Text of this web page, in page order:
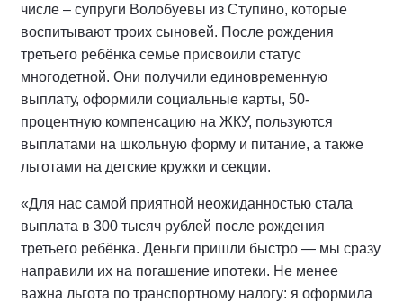
числе – супруги Волобуевы из Ступино, которые
воспитывают троих сыновей. После рождения
третьего ребёнка семье присвоили статус
многодетной. Они получили единовременную
выплату, оформили социальные карты, 50-
процентную компенсацию на ЖКУ, пользуются
выплатами на школьную форму и питание, а также
льготами на детские кружки и секции.
«Для нас самой приятной неожиданностью стала
выплата в 300 тысяч рублей после рождения
третьего ребёнка. Деньги пришли быстро — мы сразу
направили их на погашение ипотеки. Не менее
важна льгота по транспортному налогу: я оформила